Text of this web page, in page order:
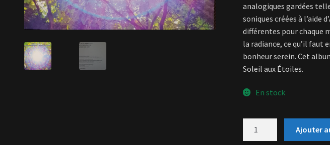
analogiques gardées
soniques créées à l’aide
différentes pour chaque
la radiance, ce qu’il
bonheur serein. Cet
Soleil aux Étoiles.
En stock
Ajouter